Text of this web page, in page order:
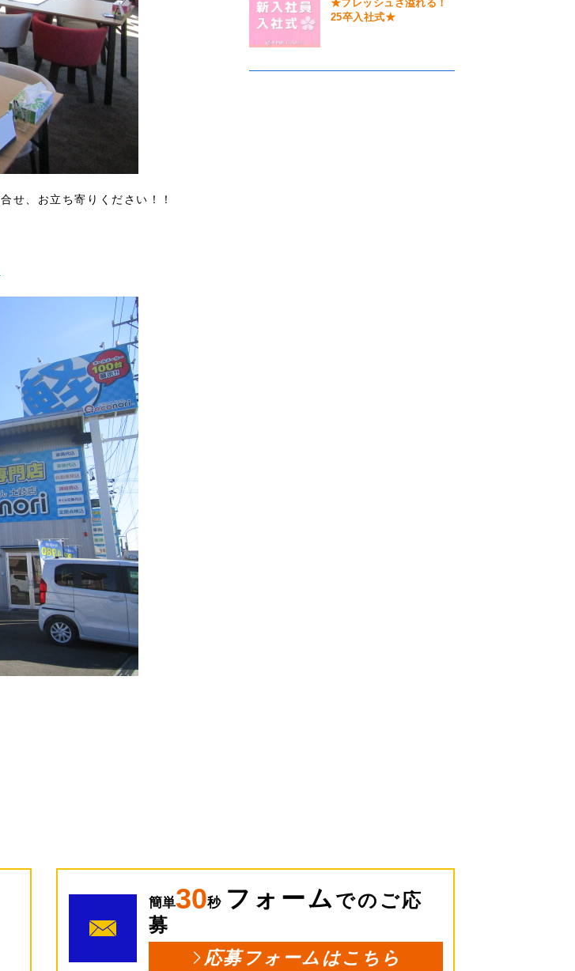
せ、お立ち寄りください！！
★フレッシュさ溢れる！
25卒入社式★
簡単30秒 フォームでのご応
募
応募フォームはこちら